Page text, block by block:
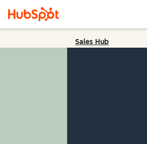
Sales Hub